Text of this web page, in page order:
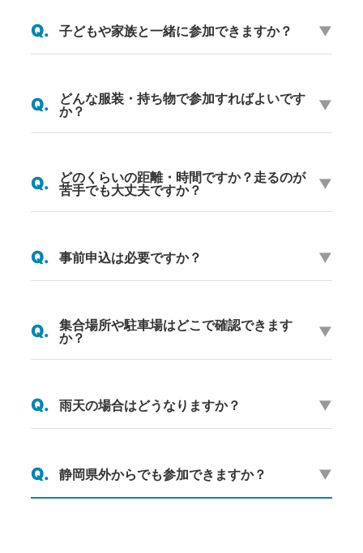
Q. 子どもや家族と一緒に参加できますか？ ▼
Q.
どんな服装・持ち物で参加すればよいです
か？
▼
Q.
どのくらいの距離・時間ですか？走るのが
苦手でも大丈夫ですか？
▼
Q. 事前申込は必要ですか？ ▼
Q.
集合場所や駐車場はどこで確認できます
か？
▼
Q. 雨天の場合はどうなりますか？ ▼
Q. 静岡県外からでも参加できますか？ ▼